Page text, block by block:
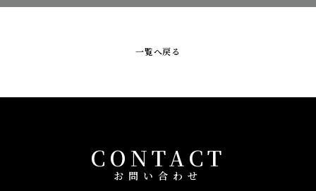
一覧へ戻る
CONTACT
お問い合わせ